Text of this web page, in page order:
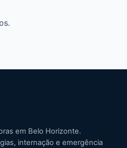
em Belo Horizonte.
internação e emergência